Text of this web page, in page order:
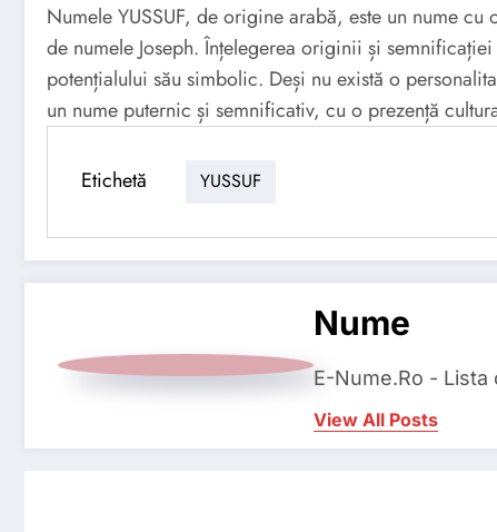
Numele YUSSUF, de origine arabă, este un nume
de numele Joseph. Înțelegerea originii și
potențialului său simbolic. Deși nu există o
un nume puternic și semnificativ, cu o prezență
Etichetă YUSSUF
Nume
E-Nume.Ro -
View All Posts